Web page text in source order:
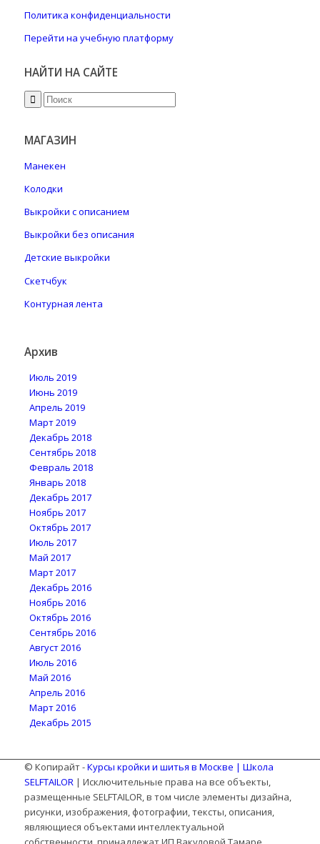
Политика конфиденциальности
Перейти на учебную платформу
НАЙТИ НА САЙТЕ
МАГАЗИН
Манекен
Колодки
Выкройки с описанием
Выкройки без описания
Детские выкройки
Скетчбук
Контурная лента
Архив
Июль 2019
Июнь 2019
Апрель 2019
Март 2019
Декабрь 2018
Сентябрь 2018
Февраль 2018
Январь 2018
Декабрь 2017
Ноябрь 2017
Октябрь 2017
Июль 2017
Май 2017
Март 2017
Декабрь 2016
Ноябрь 2016
Октябрь 2016
Сентябрь 2016
Август 2016
Июль 2016
Май 2016
Апрель 2016
Март 2016
Декабрь 2015
© Копирайт -Курсы кройки и шитья в Москве | Школа
SELFTAILOR| Исключительные права на все объекты,
размещенные SELFTAILOR, в том числе элементы дизайна,
рисунки, изображения, фотографии, тексты, описания,
являющиеся объектами интеллектуальной